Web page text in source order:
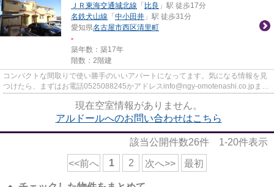
ＪＲ東海交通城北線 「 比良 」駅 徒歩17分
名鉄犬山線 「 中小田井 」駅 徒歩31分
愛知県名古屋市西区清里町
-
築年数：築17年
階数：2階建
コンパクトな間取りで使い勝手のいいアパートになってます。気になる情報を見
つけたら、まずはお電話0525088245かアドレスinfo@ngy-omotenashi.co.jpまで
現在空室情報がありません。
アルドールへのお問い合わせはこちら
該当公開件数26件 1-20件表示
<<前へ 1 2 次へ>> 最初